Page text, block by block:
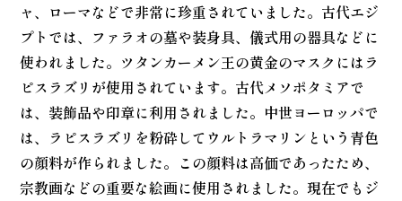
ャ、ローマなどで非常に珍重されていました。古代エジ
プトでは、ファラオの墓や装身具、儀式用の器具などに
使われました。ツタンカーメン王の黄金のマスクにはラ
ピスラズリが使用されています。古代メソポタミアで
は、装飾品や印章に利用されました。中世ヨーロッパで
は、ラピスラズリを粉砕してウルトラマリンという青色
の顔料が作られました。この顔料は高価であったため、
宗教画などの重要な絵画に使用されました。現在でもジ